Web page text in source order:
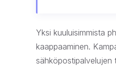
Yksi kuuluisimmista
kaappaaminen.
sähköpostipalvelujen